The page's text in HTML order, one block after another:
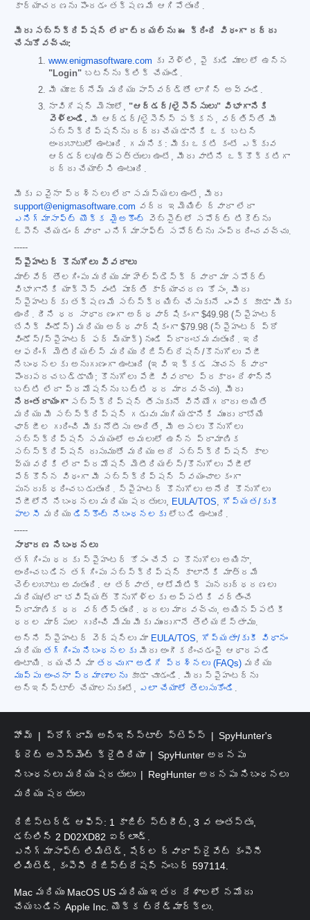
కార్యాచరణను పొందడం తక్షణమే ఆగిపోతుంది.
మీరు సబ్‌స్క్రిప్షన్ లేదా ట్రయల్‌ను ఈ క్రింది విధంగా రద్దు
చేసుకోవచ్చు:
www.enigmasoftware.com కు వెళ్లి, పై కుడి మూలలో ఉన్న
"Login" బటన్‌ను క్లిక్ చేయండి.
మీ యూజర్‌నేమ్ మరియు పాస్‌వర్డ్‌తో లాగిన్ అవ్వండి.
నావిగేషన్ మెనూలో, "ఆర్డర్/లైసెన్సులు" విభాగానికి
వెళ్లండి. మీ ఆర్డర్/లైసెన్స్ పక్కన, వర్తిస్తే మీ
సబ్‌స్క్రిప్షన్‌ను రద్దు చేయడానికి ఒక బటన్
అందుబాటులో ఉంటుంది. గమనిక: మీకు ఒకటి కంటే ఎక్కువ
ఆర్డర్‌లు/ఉత్పత్తులు ఉంటే, మీరు వాటిని ఒక్కొక్కటిగా
రద్దు చేయాల్సి ఉంటుంది.
మీకు ఏవైనా ప్రశ్నలు లేదా సమస్యలు ఉంటే, మీరు
support@enigmasoftware.com వద్ద ఇమెయిల్ ద్వారా లేదా
ఎనిగ్మాసాఫ్ట్ యొక్క మైఅకౌంట్
వెబ్‌సైట్‌లో సపోర్ట్ టికెట్‌ను
ఓపెన్ చేయడం ద్వారా ఎనిగ్మాసాఫ్ట్ సపోర్ట్‌ను సంప్రదించవచ్చు.
-----
స్పైహంటర్ కొనుగోలు వివరాలు
మాల్‌వేర్ తొలగింపు మరియు మా హెల్ప్‌డెస్క్ ద్వారా మా సపోర్ట్
విభాగానికి యాక్సెస్ వంటి పూర్తి కార్యాచరణ కోసం, మీరు
స్పైహంటర్‌కు తక్షణమే సబ్‌స్క్రయిబ్ చేసుకునే ఎంపిక కూడా మీకు
ఉంది. దీని ధర సాధారణంగా అర్ధవార్షికంగా $49.98 (స్పైహంటర్
బేసిక్ విండోస్) మరియు అర్ధవార్షికంగా $79.98 (స్పైహంటర్ ప్రో
విండోస్/స్పైహంటర్ ఫర్ మ్యాక్) నుండి ప్రారంభమవుతుంది. ఇది
ఆఫరింగ్ మెటీరియల్స్ మరియు రిజిస్ట్రేషన్/కొనుగోలు పేజీ
నిబంధనలకు అనుగుణంగా ఉంటుంది (ఇవి ఇక్కడ సూచన ద్వారా
పొందుపరచబడ్డాయి; కొనుగోలు పేజీ వివరాల ప్రకారం దేశాన్ని
బట్టి లేదా ప్రమోషన్‌ను బట్టి ధర మారవచ్చు). మీరు
నిరంతరాయంగాసబ్‌స్క్రిప్షన్ తీసుకునే వినియోగదారు అయితే
మరియు మీ సబ్‌స్క్రిప్షన్ గడువు ముగియడానికి ముందు రాబోయే
ఛార్జీల గురించి మీకు నోటీసు అందితే, మీ అసలు కొనుగోలు
సబ్‌స్క్రిప్షన్ సమయంలో అమలులో ఉన్న ప్రామాణిక
సబ్‌స్క్రిప్షన్ రుసుముతో మరియు అదే సబ్‌స్క్రిప్షన్ కాల
వ్యవధికి లేదా ప్రమోషన్ మెటీరియల్స్/కొనుగోలు పేజీలో
పేర్కొన్న విధంగా మీ సబ్‌స్క్రిప్షన్ స్వయంచాలకంగా
పునరుద్ధరించబడుతుంది. స్పైహంటర్ కొనుగోలు అనేది కొనుగోలు
పేజీలోని నిబంధనలు మరియు షరతులు, EULA/TOS, గోప్యత/కుకీ
పాలసీ మరియు డిస్కౌంట్ నిబంధనలకు లోబడి ఉంటుంది.
-----
సాధారణ నిబంధనలు
తగ్గింపు ధరకు స్పైహంటర్ కోసం చేసే ఏ కొనుగోలు అయినా,
అందించబడిన తగ్గింపు సబ్‌స్క్రిప్షన్ కాలానికి మాత్రమే
చెల్లుబాటు అవుతుంది. ఆ తర్వాత, ఆటోమేటిక్ పునరుద్ధరణలు
మరియు/లేదా భవిష్యత్ కొనుగోళ్లకు అప్పటికి వర్తించే
ప్రామాణిక ధర వర్తిస్తుంది. ధరలు మారవచ్చు, అయినప్పటికీ
ధరల మార్పుల గురించి మేము మీకు ముందుగానే తెలియజేస్తాము.
అన్ని స్పైహంటర్ వెర్షన్‌లు మా EULA/TOS, గోప్యతా/కుకీ విధానం
మరియు తగ్గింపు నిబంధనలకు మీరు అంగీకరించడంపై ఆధారపడి
ఉంటాయి. దయచేసి మా తరచుగా అడిగే ప్రశ్నలు (FAQs) మరియు
ముప్పు అంచనా ప్రమాణాలను కూడా చూడండి. మీరు స్పైహంటర్‌ను
అన్‌ఇన్‌స్టాల్ చేయాలనుకుంటే, ఎలా చేయాలో తెలుసుకోండి .
హోమ్ ప్రోగ్రామ్ అన్‌ఇన్‌స్టాల్ స్టెప్స్
SpyHunter's
థ్రెట్ అసెస్‌మెంట్ క్రైటీరియా
SpyHunter అదనపు
నిబంధనలు మరియు షరతులు
RegHunter అదనపు నిబంధనలు
మరియు షరతులు
రిజిస్టర్డ్ ఆఫీస్: 1 కాజిల్ స్ట్రీట్, 3 వ అంతస్తు,
డబ్లిన్ 2 D02XD82 ఐర్లాండ్.
ఎనిగ్మాసాఫ్ట్ లిమిటెడ్, షేర్ల ద్వారా ప్రైవేట్ కంపెనీ
లిమిటెడ్, కంపెనీ రిజిస్ట్రేషన్ నంబర్ 597114.
Mac మరియు MacOS US మరియు ఇతర దేశాలలో నమోదు
చేయబడిన Apple Inc. యొక్క ట్రేడ్‌మార్క్‌లు.